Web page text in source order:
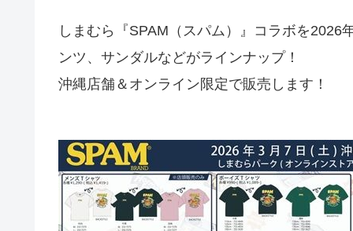
しまむら『SPAM（スパム）』コラボを
ンツ、サンダルなどがラインナップ！
沖縄店舗＆オンライン限定で販売します！